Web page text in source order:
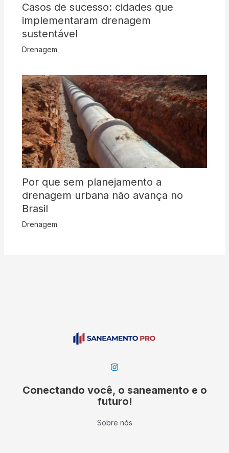
Casos de sucesso: cidades que
implementaram drenagem
sustentável
Drenagem
Por que sem planejamento a
drenagem urbana não avança no
Brasil
Drenagem
Conectando você, o saneamento e o
futuro!
Sobre nós